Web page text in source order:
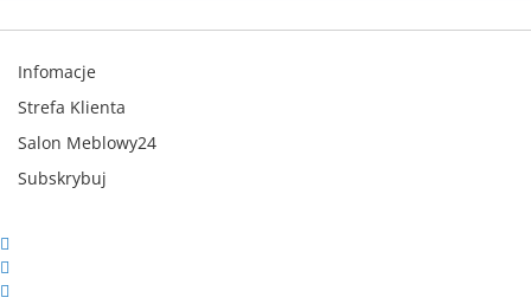
Infomacje
Strefa Klienta
Salon Meblowy24
Subskrybuj